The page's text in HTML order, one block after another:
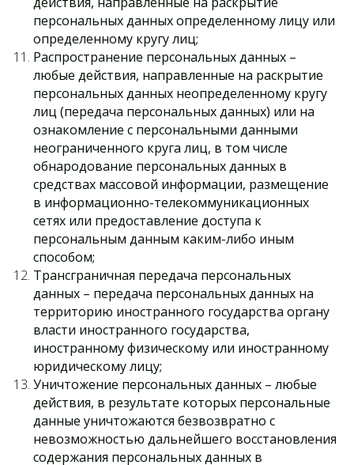
персональных данных определенному лицу или
определенному кругу лиц;
Распространение персональных данных –
любые действия, направленные на раскрытие
персональных данных неопределенному кругу
лиц (передача персональных данных) или на
ознакомление с персональными данными
неограниченного круга лиц, в том числе
обнародование персональных данных в
средствах массовой информации, размещение
в информационно-телекоммуникационных
сетях или предоставление доступа к
персональным данным каким-либо иным
способом;
Трансграничная передача персональных
данных – передача персональных данных на
территорию иностранного государства органу
власти иностранного государства,
иностранному физическому или иностранному
юридическому лицу;
Уничтожение персональных данных – любые
действия, в результате которых персональные
данные уничтожаются безвозвратно с
невозможностью дальнейшего восстановления
содержания персональных данных в